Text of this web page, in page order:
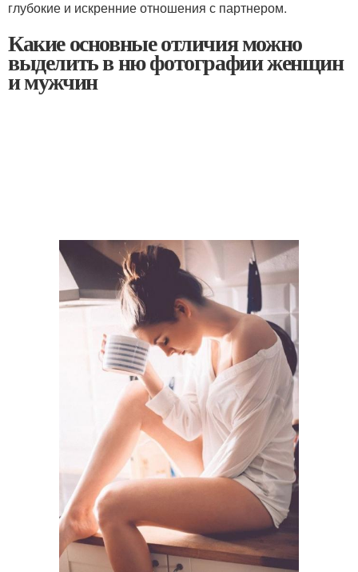
глубокие и искренние отношения с партнером.
Какие основные отличия можно
выделить в ню фотографии женщин
и мужчин